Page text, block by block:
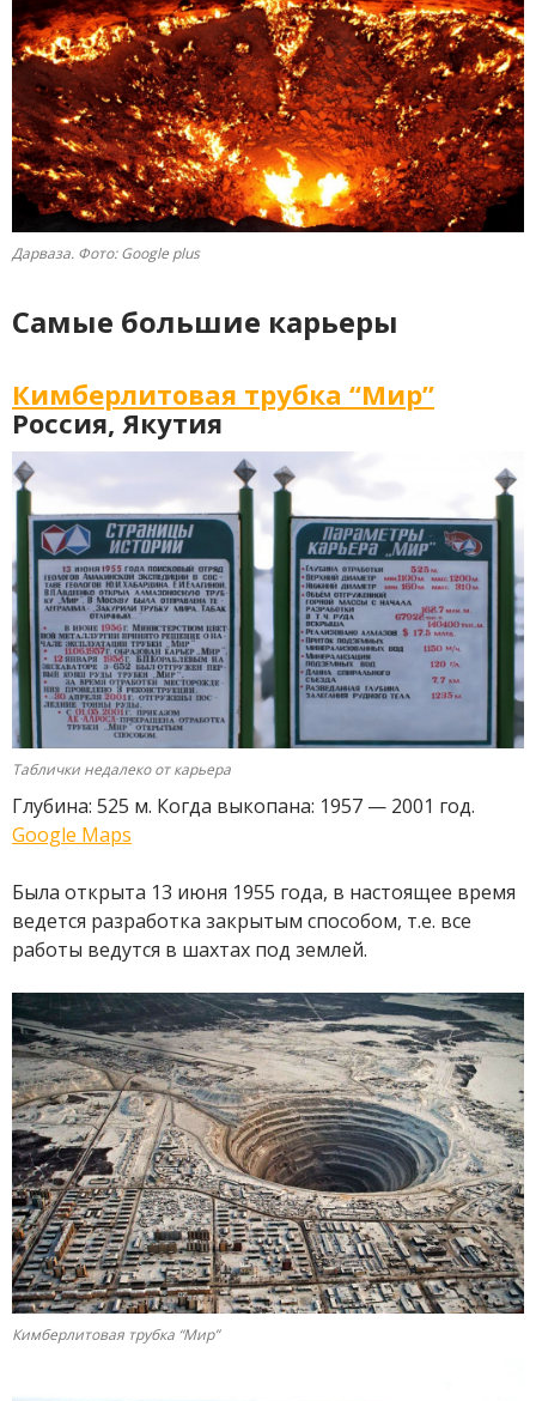
Дарваза. Фото: Google plus
Самые большие карьеры
Кимберлитовая трубка “Мир”
Россия, Якутия
Таблички недалеко от карьера
Глубина: 525 м. Когда выкопана: 1957 — 2001 год.
Google Maps
Была открыта 13 июня 1955 года, в настоящее время
ведется разработка закрытым способом, т.е. все
работы ведутся в шахтах под землей.
Кимберлитовая трубка “Мир”